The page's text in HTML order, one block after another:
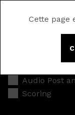
Cette page
Audio Post
Scoring